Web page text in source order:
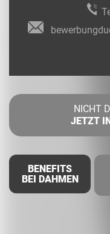
NICHT
JETZT
BENEFITS
BEI DAHMEN